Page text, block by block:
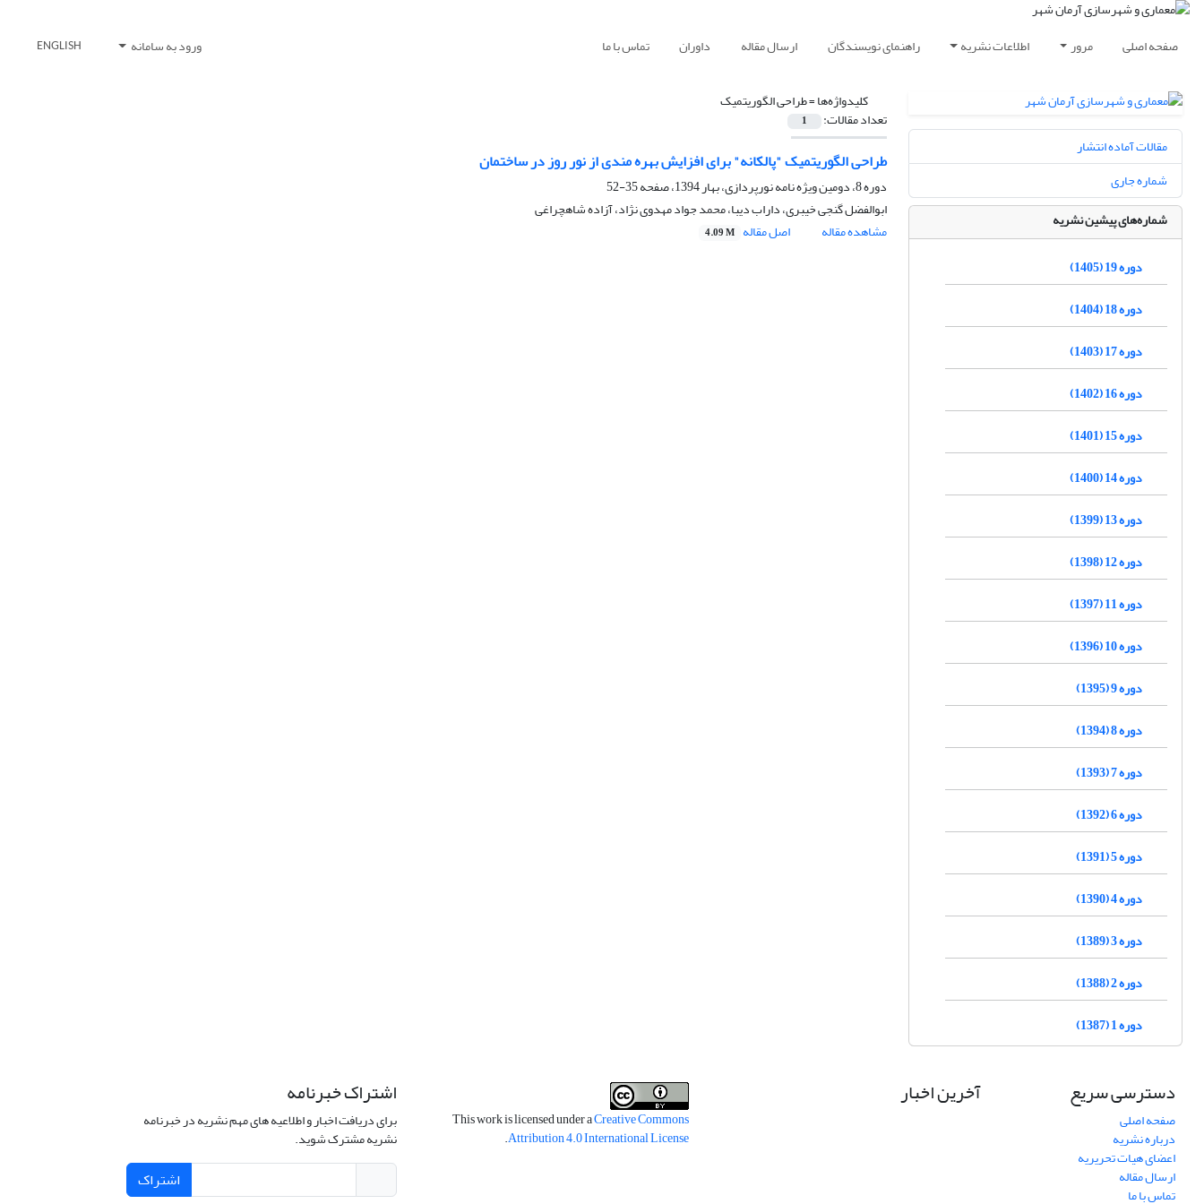
صفحه اصلی مرور اطلاعات نشریه راهنمای نویسندگان ارسال مقاله داوران تماس با ما ورود به سامانه ENGLISH
کلیدواژه‌ها =طراحی الگوریتمیک
تعداد مقالات: 1
طراحی الگوریتمیک "پالکانه" برای افزایش بهره مندی از نور روز در ساختمان
دوره 8، دومین ویژه نامه نورپردازی، بهار 1394، صفحه
35-52
ابوالفضل گنجی خیبری، داراب دیبا، محمد جواد مهدوی نژاد، آزاده شاهچراغی
مشاهده مقاله
اصل مقاله 4.09 M
مقالات آماده انتشار
شماره جاری
شماره‌های پیشین نشریه
دوره 19 (1405)
دوره 18 (1404)
دوره 17 (1403)
دوره 16 (1402)
دوره 15 (1401)
دوره 14 (1400)
دوره 13 (1399)
دوره 12 (1398)
دوره 11 (1397)
دوره 10 (1396)
دوره 9 (1395)
دوره 8 (1394)
دوره 7 (1393)
دوره 6 (1392)
دوره 5 (1391)
دوره 4 (1390)
دوره 3 (1389)
دوره 2 (1388)
دوره 1 (1387)
دسترسی سریع
صفحه اصلی
درباره نشریه
اعضای هیات تحریریه
ارسال مقاله
تماس با ما
آخرین اخبار
This work is licensed under aCreative Commons
Attribution 4.0 International License
.
اشتراک خبرنامه
برای دریافت اخبار و اطلاعیه های مهم نشریه در خبرنامه
نشریه مشترک شوید.
اشتراک